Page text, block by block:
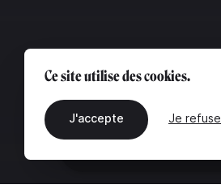
Ce site utilise des cookies.
J'accepte Je refuse